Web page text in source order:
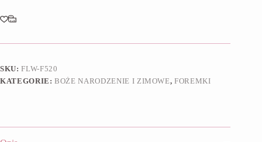
szaliku
SKU:FLW-F520
KATEGORIE:BOŻE NARODZENIE I ZIMOWE,FOREMKI